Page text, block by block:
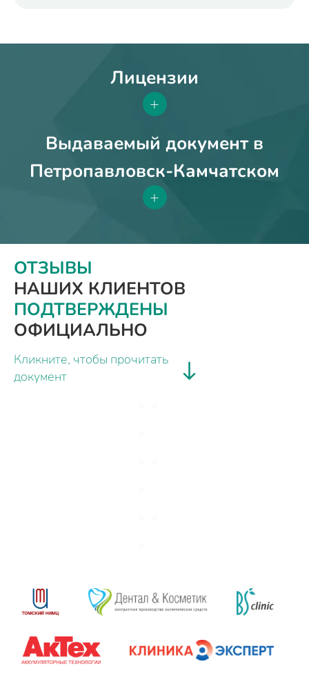
Лицензии
+
Выдаваемый документ в
Петропавловск-Камчатском
+
ОТЗЫВЫ
НАШИХ КЛИЕНТОВ
ПОДТВЕРЖДЕНЫ
ОФИЦИАЛЬНО
Кликните, чтобы прочитать
документ